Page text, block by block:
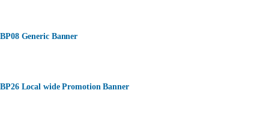
BP08 Generic Banner
BP26 Local wide Promotion Banner